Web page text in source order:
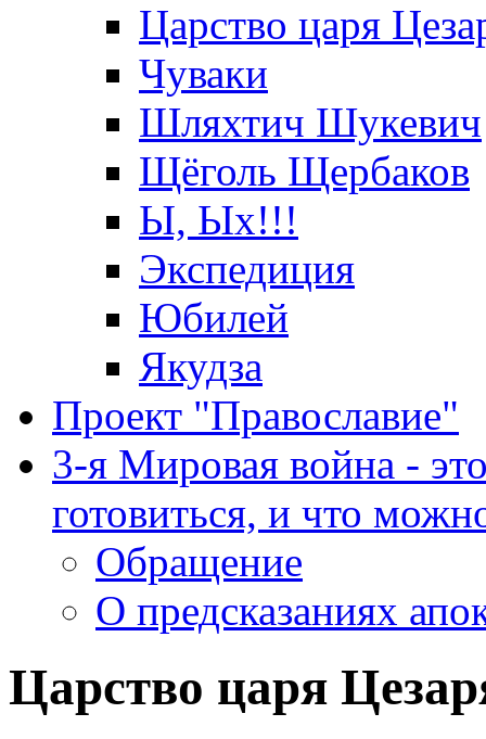
Царство царя
Чуваки
Шляхтич Шукевич
Щёголь Щербаков
Ы, Ых!!!
Экспедиция
Юбилей
Якудза
Проект "Православие"
3-я Мировая война -
готовиться, и что
Обращение
О предсказаниях
Царство царя